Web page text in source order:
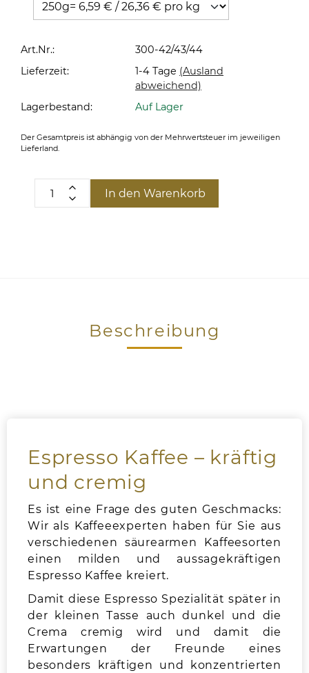
Art.Nr.:
300-42/43/44
Lieferzeit:
1-4 Tage (Ausland
abweichend)
Lagerbestand:
Auf Lager
Der Gesamtpreis ist abhängig von der Mehrwertsteuer im jeweiligen
Lieferland.
In den Warenkorb
Beschreibung
Espresso Kaffee – kräftig
und cremig
Es ist eine Frage des guten Geschmacks:
Wir als Kaffeeexperten haben für Sie aus
verschiedenen säurearmen Kaffeesorten
einen milden und aussagekräftigen
Espresso Kaffee kreiert.
Damit diese Espresso Spezialität später in
der kleinen Tasse auch dunkel und die
Crema cremig wird und damit die
Erwartungen der Freunde eines
besonders kräftigen und konzentrierten